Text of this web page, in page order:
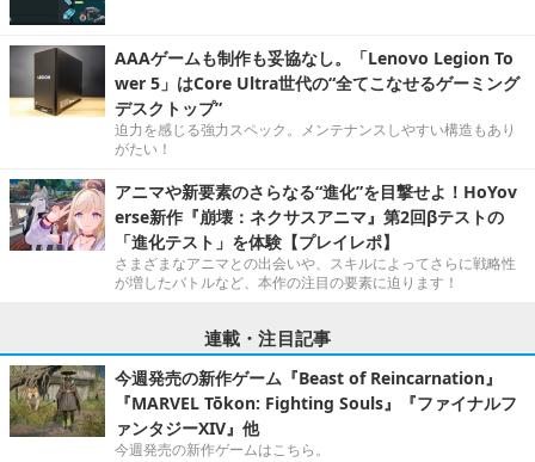
AAAゲームも制作も妥協なし。「Lenovo Legion To
wer 5」はCore Ultra世代の“全てこなせるゲーミング
デスクトップ”
迫力を感じる強力スペック。メンテナンスしやすい構造もあり
がたい！
アニマや新要素のさらなる“進化”を目撃せよ！HoYov
erse新作『崩壊：ネクサスアニマ』第2回βテストの
「進化テスト」を体験【プレイレポ】
さまざまなアニマとの出会いや、スキルによってさらに戦略性
が増したバトルなど、本作の注目の要素に迫ります！
連載・注目記事
今週発売の新作ゲーム『Beast of Reincarnation』
『MARVEL Tōkon: Fighting Souls』『ファイナルフ
ァンタジーXIV』他
今週発売の新作ゲームはこちら。